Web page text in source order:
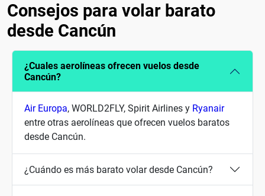
Consejos para volar barato
desde Cancún
¿Cuales aerolíneas ofrecen vuelos desde
Cancún?
Air Europa, WORLD2FLY, Spirit Airlines y Ryanair
entre otras aerolíneas que ofrecen vuelos baratos
desde Cancún.
¿Cuándo es más barato volar desde Cancún?